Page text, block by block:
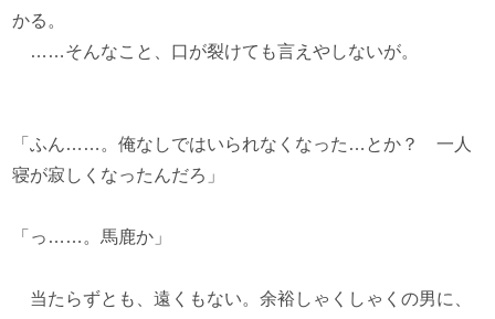
かる。
……そんなこと、口が裂けても言えやしないが。
「ふん……。俺なしではいられなくなった…とか？ 一人
寝が寂しくなったんだろ」
「っ……。馬鹿か」
当たらずとも、遠くもない。余裕しゃくしゃくの男に、